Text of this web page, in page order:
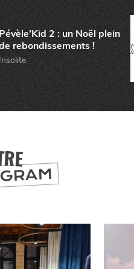
Pévèle’Kid 2 : un Noël plein
rebondissements !
Insolite